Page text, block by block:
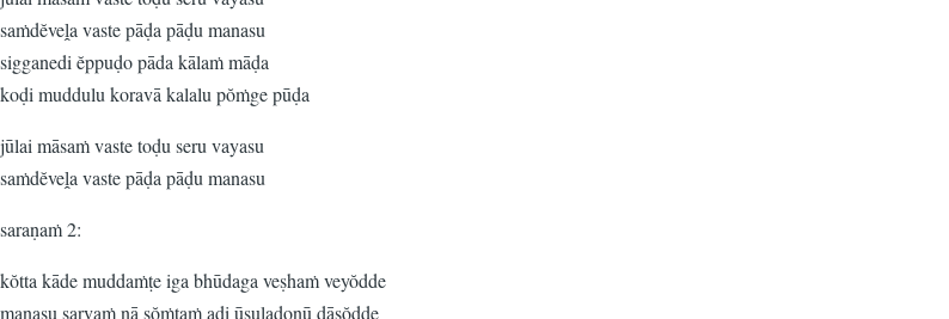
saṁdĕveḽa vaste pāḍa pāḍu manasu
sigganedi ĕppuḍo pāda kālaṁ māḍa
koḍi muddulu koravā kalalu pŏṁge pūḍa
jūlai māsaṁ vaste toḍu seru vayasu
saṁdĕveḽa vaste pāḍa pāḍu manasu
saraṇaṁ 2:
kŏtta kāde muddaṁṭe iga bhūdaga veṣhaṁ veyŏdde
manasu sarvaṁ nā sŏṁtaṁ adi ūsuladonū dāsŏdde